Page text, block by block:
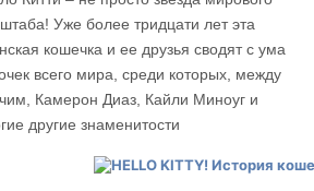
Уже более тридцати лет эта
кошечка и ее друзья сводят с ума
всего мира, среди которых, между
Камерон Диаз, Кайли Миноуг и
другие знаменитости